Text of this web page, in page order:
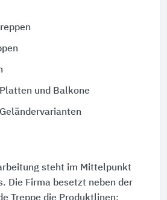
und Balkone
steht im Mittelpunkt
Die Firma besetzt neben der